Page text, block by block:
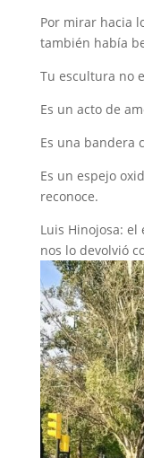
Por mirar hacia
también había
Tu escultura no
Es un acto de
Es una bandera
Es un espejo
reconoce.
Luis Hinojosa:
nos lo devolvió